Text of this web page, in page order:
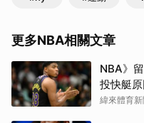
更多NBA相關文章
NBA》
投快艇原
緯來體育新